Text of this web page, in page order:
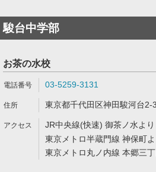
駿台中学部
お茶の水校
03-5259-3131
東京都千代田区神田駿河台2-
JR中央線(快速) 御茶ノ水よ
東京メトロ半蔵門線 神保町
東京メトロ丸ノ内線 本郷三